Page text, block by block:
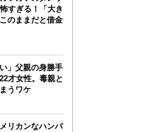
すぎる！「大き
のままだと借金
」父親の身勝手
才女性。毒親と
うワケ
リカンなハンバ